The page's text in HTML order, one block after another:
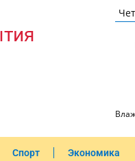
Спорт Экономика